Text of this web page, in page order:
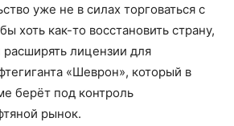
уже не в силах торговаться с
хоть как-то восстановить страну,
лицензии для
«Шеврон», который в
берёт под контроль
рынок.